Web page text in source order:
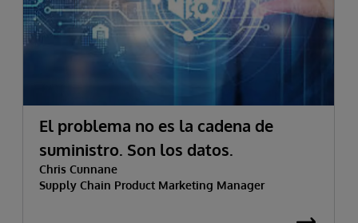
El problema no es la cadena de
suministro. Son los datos.
Chris Cunnane
Supply Chain Product Marketing Manager